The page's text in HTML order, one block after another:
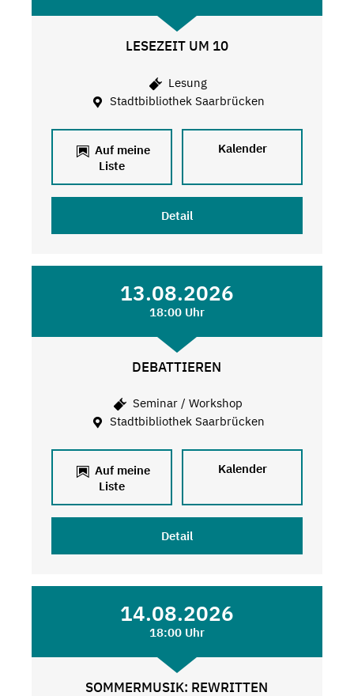
LESEZEIT UM 10
Lesung
Stadtbibliothek Saarbrücken
Auf meine
Liste
Kalender
Detail
13.08.2026
18:00 Uhr
DEBATTIEREN
Seminar / Workshop
Stadtbibliothek Saarbrücken
Auf meine
Liste
Kalender
Detail
14.08.2026
18:00 Uhr
SOMMERMUSIK: REWRITTEN